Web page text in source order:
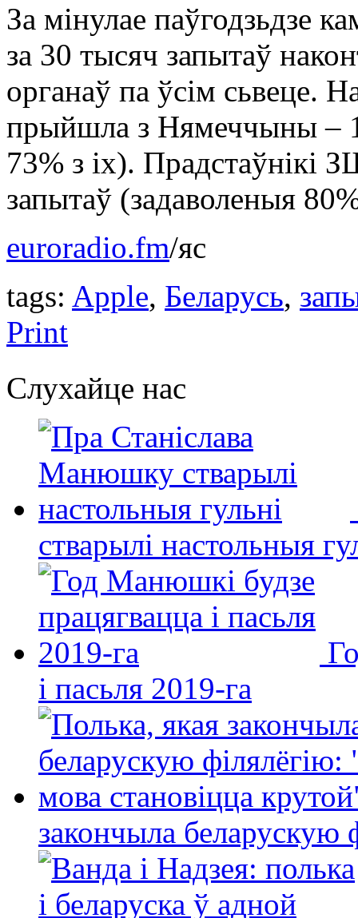
За мінулае паўгодзьдзе
за 30 тысяч запытаў
органаў па ўсім сьвеце.
прыйшла з Нямеччыны –
73% з іх). Прадстаўнікі
запытаў (задаволеныя
euroradio.fm/яс
tags: Apple, Беларусь,
Print
Слухайце нас
стварылі настольныя
і пасьля 2019-га
закончыла беларускую